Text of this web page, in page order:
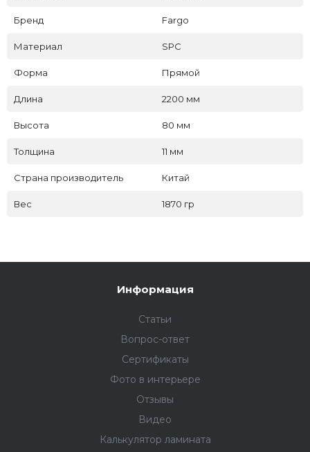
Бренд Fargo
Материал SPC
Форма Прямой
Длина 2200 мм
Высота 80 мм
Толщина 11 мм
Страна производитель Китай
Вес 1870 гр
Информация
Статьи
Вопрос-ответ
Сертификаты
Фото в интерьере
Отзывы
Видео
Калькулятор ламината